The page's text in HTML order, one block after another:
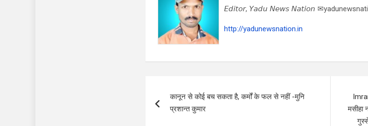
𝘌𝘥𝘪𝘵𝘰𝘳, 𝘠𝘢𝘥𝘶 𝘕𝘦𝘸𝘴 𝘕𝘢𝘵𝘪𝘰𝘯
http://yadunewsnation.in
navigation
कानून से कोई बच सकता है, कर्मों के फल से नहीं -मुनि
प्रशान्त कुमार
मसीहा